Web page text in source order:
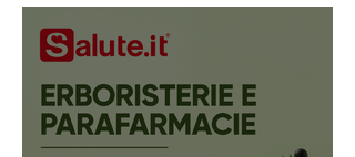
VA RIVISTA. IN UN
MOMENTO COSÌ DELICATO
RIDURRE I POSTI A
INFERMIERISTICA È UN
SEGNALE CHE
PREOCCUPA NON POCO»